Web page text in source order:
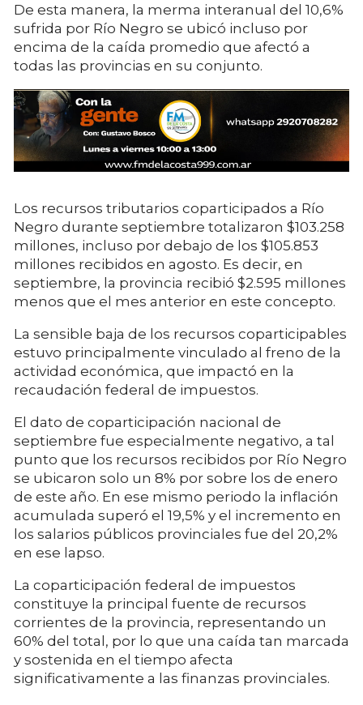
De esta manera, la merma interanual del 10,6%
sufrida por Río Negro se ubicó incluso por
encima de la caída promedio que afectó a
todas las provincias en su conjunto.
Los recursos tributarios coparticipados a Río
Negro durante septiembre totalizaron $103.258
millones, incluso por debajo de los $105.853
millones recibidos en agosto. Es decir, en
septiembre, la provincia recibió $2.595 millones
menos que el mes anterior en este concepto.
La sensible baja de los recursos coparticipables
estuvo principalmente vinculado al freno de la
actividad económica, que impactó en la
recaudación federal de impuestos.
El dato de coparticipación nacional de
septiembre fue especialmente negativo, a tal
punto que los recursos recibidos por Río Negro
se ubicaron solo un 8% por sobre los de enero
de este año. En ese mismo periodo la inflación
acumulada superó el 19,5% y el incremento en
los salarios públicos provinciales fue del 20,2%
en ese lapso.
La coparticipación federal de impuestos
constituye la principal fuente de recursos
corrientes de la provincia, representando un
60% del total, por lo que una caída tan marcada
y sostenida en el tiempo afecta
significativamente a las finanzas provinciales.